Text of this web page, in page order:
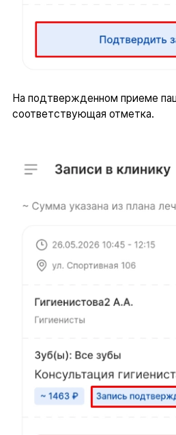
На подтвержденном приеме
соответствующая отметка.